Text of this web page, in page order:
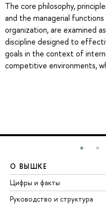
The core philosophy,
and the managerial
organization, are examined
discipline designed to
goals in the context of
competitive environments,
О ВЫШКЕ
Цифры и факты
Руководство и структура